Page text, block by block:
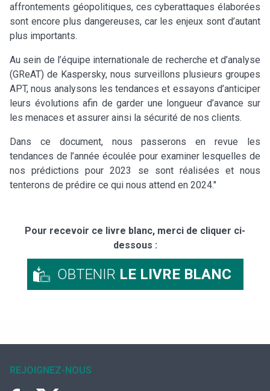
affrontements géopolitiques, ces cyberattaques élaborées
sont encore plus dangereuses, car les enjeux sont d’autant
plus importants.
Au sein de l’équipe internationale de recherche et d’analyse
(GReAT) de Kaspersky, nous surveillons plusieurs groupes
APT, nous analysons les tendances et essayons d’anticiper
leurs évolutions afin de garder une longueur d’avance sur
les menaces et assurer ainsi la sécurité de nos clients.
Dans ce document, nous passerons en revue les
tendances de l’année écoulée pour examiner lesquelles de
nos prédictions pour 2023 se sont réalisées et nous
tenterons de prédire ce qui nous attend en 2024."
Pour recevoir ce livre blanc, merci de cliquer ci-
dessous :
OBTENIR LE LIVRE BLANC
REJOIGNEZ-NOUS